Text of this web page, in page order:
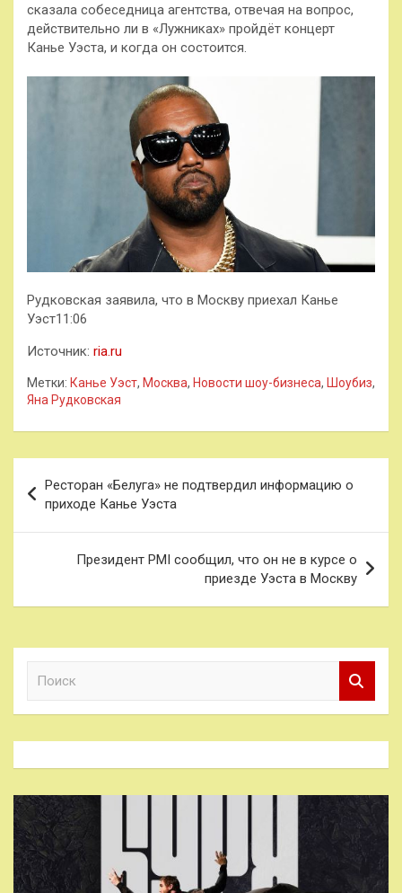
сказала собеседница агентства, отвечая на вопрос,
действительно ли в «Лужниках» пройдёт концерт
Канье Уэста, и когда он состоится.
Рудковская заявила, что в Москву приехал Канье
Уэст11:06
Источник: ria.ru
Метки: Канье Уэст, Москва, Новости шоу-бизнеса, Шоубиз,
Яна Рудковская
по
записям
Ресторан «Белуга» не подтвердил информацию о
приходе Канье Уэста
Президент PMI сообщил, что он не в курсе о
приезде Уэста в Москву
к